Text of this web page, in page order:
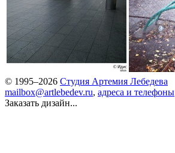
© 1995–2026 Студия Артемия Лебедева
mailbox@artlebedev.ru, адреса и телефоны
Заказать дизайн...